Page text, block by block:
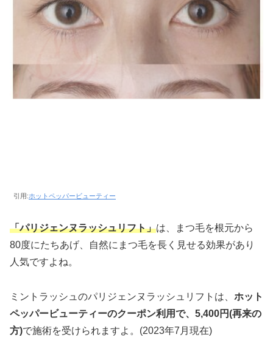
引用:ホットペッパービューティー
「パリジェンヌラッシュリフト」は、まつ毛を根元から
80度にたちあげ、自然にまつ毛を長く見せる効果があり
人気ですよね。
ミントラッシュのパリジェンヌラッシュリフトは、 ホット
ペッパービューティーのクーポン利用で、5,400円(再来の
方)で施術を受けられますよ。(2023年7月現在)